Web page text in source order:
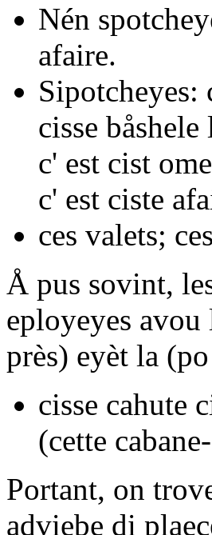
Nén
afaire.
Sipotcheyes:
cisse
c' est cist
c' est ciste
ces valets; ces
Å pus sovint,
eployeyes
près) eyèt la
cisse cahute
(cette
Portant, on
adviebe di